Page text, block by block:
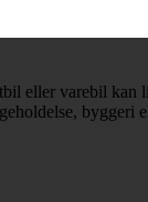
eller varebil kan
byggeri